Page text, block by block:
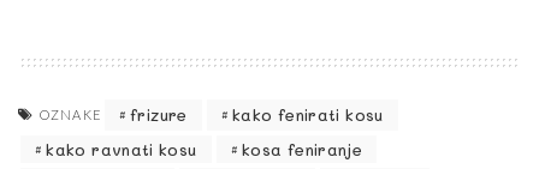
OZNAKE frizure
kako fenirati kosu
kako ravnati kosu
kosa feniranje